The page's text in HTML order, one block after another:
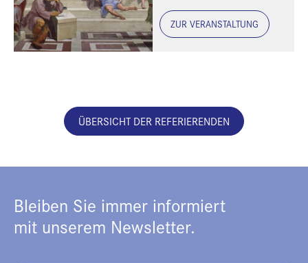
ZUR VERANSTALTUNG
ÜBERSICHT DER REFERIERENDEN
Bleiben Sie immer informiert
mit unserem Newsletter.